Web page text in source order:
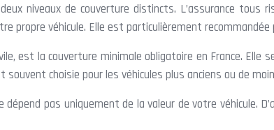
niveaux de couverture distincts. L’assurance tous
propre véhicule. Elle est particulièrement recommandée
est la couverture minimale obligatoire en France. Elle
choisie pour les véhicules plus anciens ou de
pas uniquement de la valeur de votre véhicule.